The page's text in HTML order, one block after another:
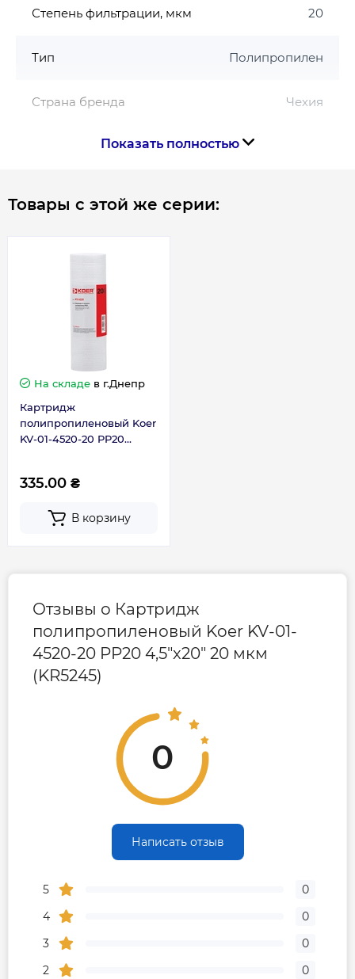
Степень фильтрации, мкм 20
Тип Полипропилен
Страна бренда Чехия
Страна производства
Габариты, размеры, вес
Диаметр картриджа, мм
Контакты сервисного
центра
Показать полностью
Товары с этой же серии:
На складе в г.Днепр
Картридж
полипропиленовый Koer
KV-01-4520-20 PP20
335.00 ₴
В корзину
Отзывы о Картридж
полипропиленовый Koer KV-01-
4520-20 PP20 4,5"x20" 20 мкм
(KR5245)
0
Написать отзыв
5
0
4
0
3
0
2
0